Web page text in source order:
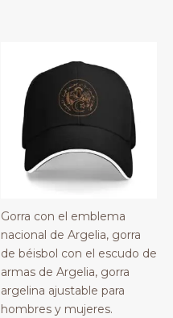
Gorra con el emblema
nacional de Argelia, gorra
de béisbol con el escudo de
armas de Argelia, gorra
argelina ajustable para
hombres y mujeres.